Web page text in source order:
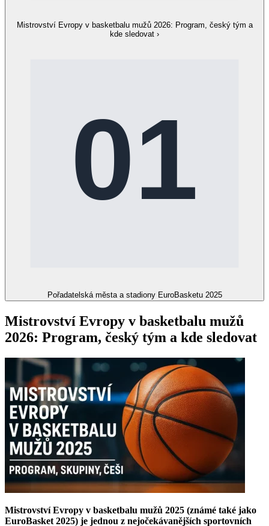
Mistrovství Evropy v basketbalu mužů 2026: Program, český tým a
kde sledovat ›
Pořadatelská města a stadiony EuroBasketu 2025
Mistrovství Evropy v basketbalu mužů
2026: Program, český tým a kde sledovat
Mistrovství Evropy v basketbalu mužů 2025 (známé také jako
EuroBasket 2025) je jednou z nejočekávanějších sportovních